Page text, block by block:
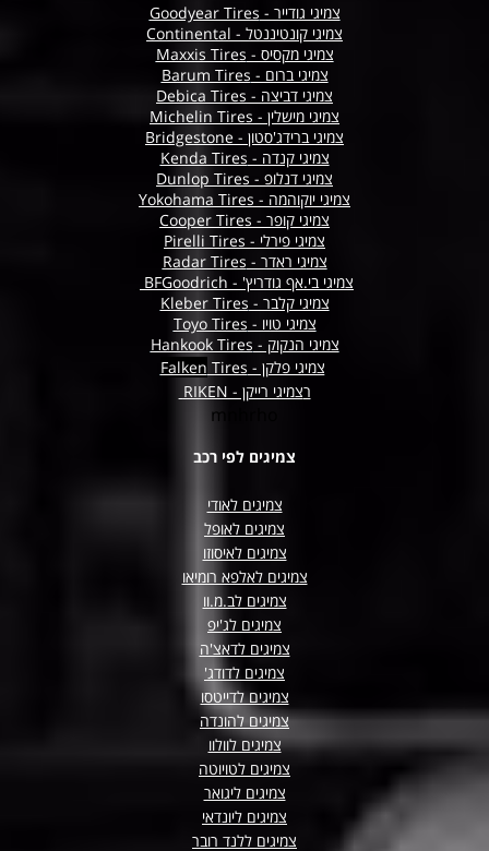
צמיגי גודייר - Goodyear Tires
צמיגי קונטיננטל - Continental
צמיגי מקסיס - Maxxis Tires
צמיגי ברום - Barum Tires
צמיגי דביצה - Debica Tires
צמיגי מישלין - Michelin Tires
צמיגי ברידג'סטון - Bridgestone
צמיגי קנדה - Kenda Tires
צמיגי דנלופ - Dunlop Tires
צמיגי יוקוהמה - Yokohama Tires
צמיגי קופר - Cooper Tires
צמיגי פירלי - Pirelli Tires
צמיגי ראדר - Radar Tires
צמיגי בי.אף גודריץ' - BFGoodrich
צמיגי קלבר - Kleber Tires
צמיגי טויו - Toyo Tires
צמיגי הנקוק - Hankook Tires
צמיגי פלקן -
FalkenTires
צמיגי רייקן - RIKEN
צמיגים לפי רכב
צמיגים לאודי
צמיגים לאופל
צמיגים לאיסוזו
צמיגים לאלפא רומיאו
צמיגים לב.מ.וו
צמיגים לג'יפ
צמיגים לדאצ'ה
צמיגים לדודג'
צמיגים לדייטסו
צמיגים להונדה
צמיגים לוולוו
צמיגים לטויוטה
צמיגים ליגואר
צמיגים ליונדאי
צמיגים ללנד רובר